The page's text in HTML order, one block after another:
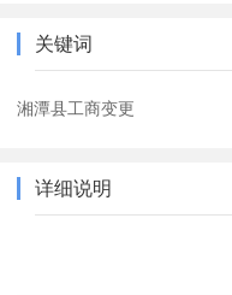
关键词
湘潭县工商变更
详细说明